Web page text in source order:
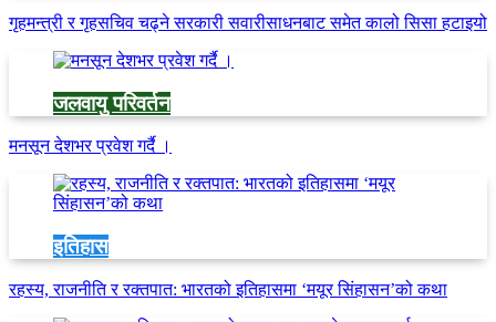
गृहमन्त्री र गृहसचिव चढ्ने सरकारी सवारीसाधनबाट समेत कालो सिसा हटाइयो
जलवायु परिवर्तन
मनसून देशभर प्रवेश गर्दै ।
इतिहास
रहस्य, राजनीति र रक्तपात: भारतको इतिहासमा ‘मयूर सिंहासन’को कथा